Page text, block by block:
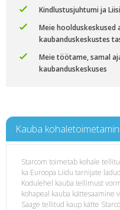
Kindlustusjuhtumi ja
Meie hoolduskeskused
kaubanduskeskustes
Meie töötame, samal
kaubanduskeskuses
Kauba
Starcom toimetab kohale
ka Euroopa Liidu tarnijate
Kodulehel kauba tellimust
kohapeal kauba kättesaamine
Saage tellitud kaup kätte